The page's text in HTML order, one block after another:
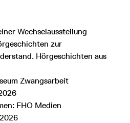
Wechselausstellung
zur
Hörgeschichten aus
Zwangsarbeit
FHO Medien